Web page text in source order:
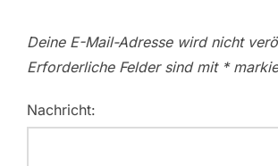
Deine E-Mail-Adresse wird nicht
Erforderliche Felder sind mit *
Nachricht: